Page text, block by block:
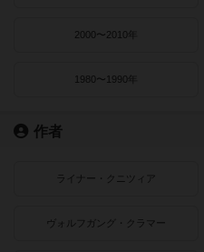
2000〜2010年
1980〜1990年
作者
ライナー・クニツィア
ヴォルフガング・クラマー